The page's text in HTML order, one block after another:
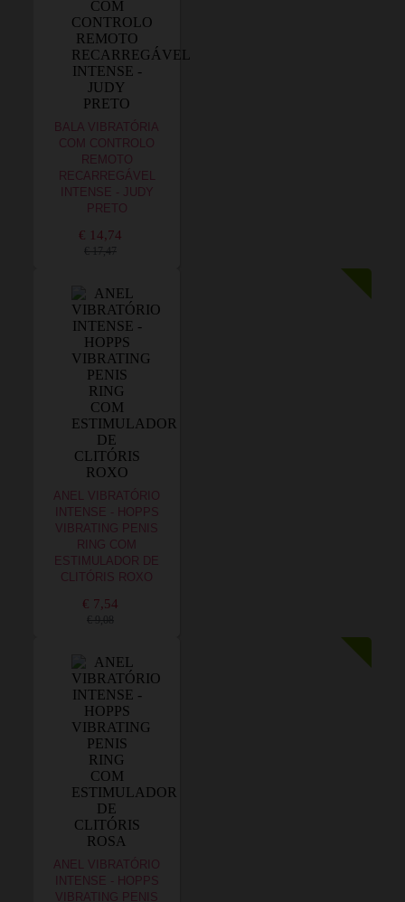
BALA VIBRATÓRIA
COM CONTROLO
REMOTO
RECARREGÁVEL
INTENSE - JUDY
PRETO
€ 14,74
€ 17,47
ANEL VIBRATÓRIO
INTENSE - HOPPS
VIBRATING PENIS
RING COM
ESTIMULADOR DE
CLITÓRIS ROXO
€ 7,54
€ 9,08
ANEL VIBRATÓRIO
INTENSE - HOPPS
VIBRATING PENIS